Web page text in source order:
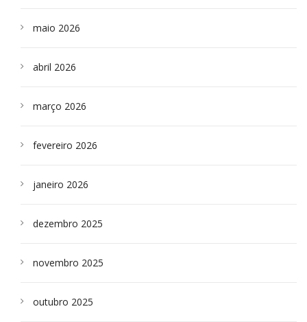
maio 2026
abril 2026
março 2026
fevereiro 2026
janeiro 2026
dezembro 2025
novembro 2025
outubro 2025